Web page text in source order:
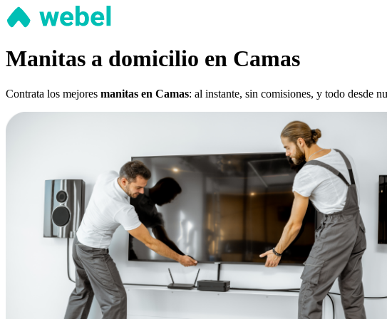
Manitas a domicilio en Camas
Contrata los mejores manitas en Camas: al instante, sin comisiones, y todo desde